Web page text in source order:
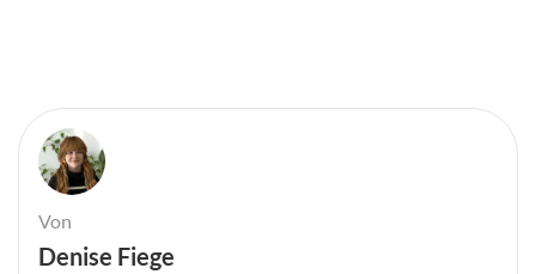
Von
Denise Fiege